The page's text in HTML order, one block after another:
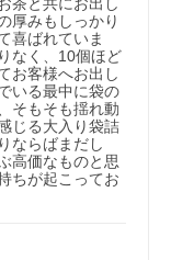
茶と共にお出し
厚みもしっかり
喜ばれていま
なく、10個ほど
お客様へお出し
いる最中に袋の
そもそも揺れ動
じる大入り袋詰
ならばまだし
高価なものと思
ちが起こってお